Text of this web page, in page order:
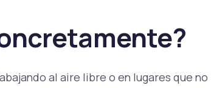
al aire libre o en lugares que no